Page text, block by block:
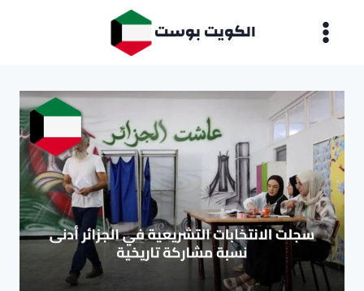
الكويت بوست